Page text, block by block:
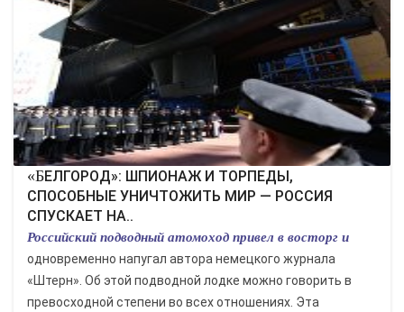
«БЕЛГОРОД»: ШПИОНАЖ И ТОРПЕДЫ,
СПОСОБНЫЕ УНИЧТОЖИТЬ МИР — РОССИЯ
СПУСКАЕТ НА..
Российский подводный атомоход привел в восторг и
одновременно напугал автора немецкого журнала
«Штерн». Об этой подводной лодке можно говорить в
превосходной степени во всех отношениях. Эта